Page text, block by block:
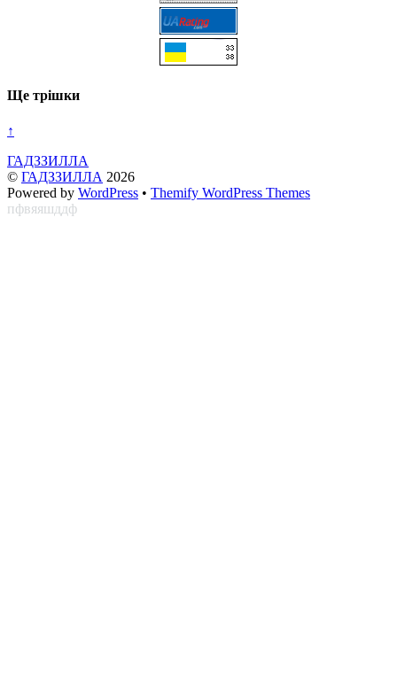
Ще трішки
↑
ГАДЗЗИЛЛА
© ГАДЗЗИЛЛА 2026
Powered by WordPress • Themify WordPress Themes
пфвяяшддф